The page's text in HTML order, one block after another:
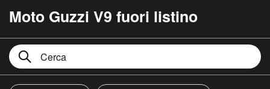
Moto Guzzi V9 fuori listino